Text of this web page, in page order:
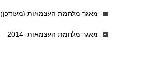
מאגר מלחמת העצמאות (מעודכן)
מאגר מלחמת העצמאות- 2014